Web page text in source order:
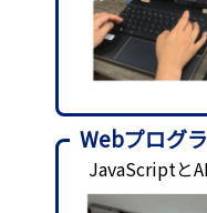
Webプログ
JavaScriptと